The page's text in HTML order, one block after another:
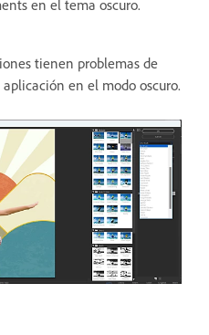
en el tema oscuro.
tienen problemas de
en el modo oscuro.